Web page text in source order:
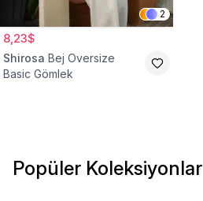
2
8,23$
Shirosa Bej Oversize
Basic Gömlek
Popüler Koleksiyonlar